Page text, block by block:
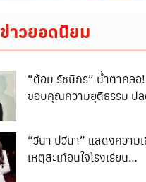
ข่าวยอดนิยม
“ต้อม รัชนีกร” น้ำตาคลอ!
ขอบคุณความยุติธรรม ป
“วีนา ปวีนา” แสดงความเ
เหตุสะเทือนใจโรงเรียน